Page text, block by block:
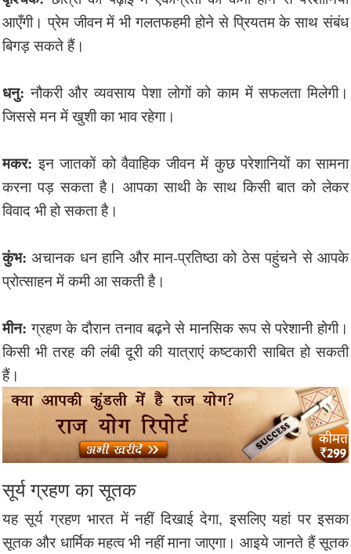
आएँगी। प्रेम जीवन में भी गलतफहमी होने से प्रियतम के साथ संबंध
बिगड़ सकते हैं।
धनु: नौकरी और व्यवसाय पेशा लोगों को काम में सफलता मिलेगी।
जिससे मन में खुशी का भाव रहेगा।
मकर: इन जातकों को वैवाहिक जीवन में कुछ परेशानियों का सामना
करना पड़ सकता है। आपका साथी के साथ किसी बात को लेकर
विवाद भी हो सकता है।
कुंभ: अचानक धन हानि और मान-प्रतिष्ठा को ठेस पहुंचने से आपके
प्रोत्साहन में कमी आ सकती है।
मीन: ग्रहण के दौरान तनाव बढ़ने से मानसिक रूप से परेशानी होगी।
किसी भी तरह की लंबी दूरी की यात्राएं कष्टकारी साबित हो सकती
हैं।
सूर्य ग्रहण का सूतक
यह सूर्य ग्रहण भारत में नहीं दिखाई देगा, इसलिए यहां पर इसका
सूतक और धार्मिक महत्व भी नहीं माना जाएगा। आइये जानते हैं सूतक